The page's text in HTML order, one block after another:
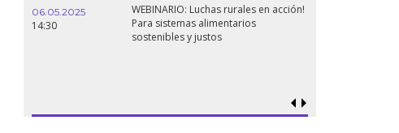
06.05.2025
14:30
WEBINARIO: Luchas rurales en acción!
Para sistemas alimentarios
sostenibles y justos